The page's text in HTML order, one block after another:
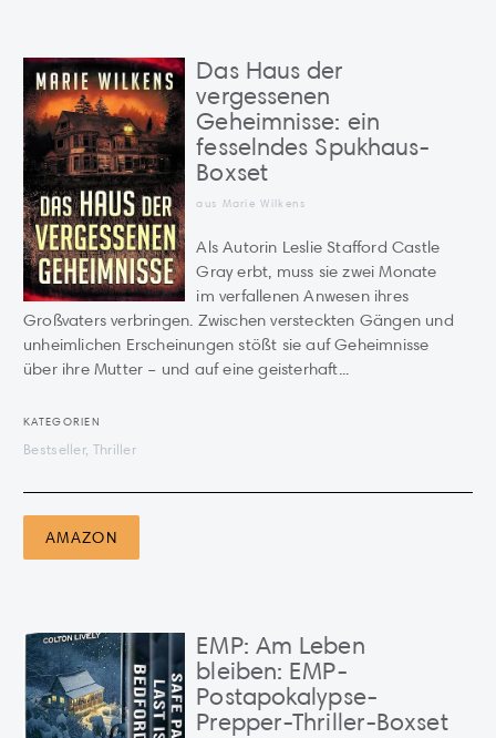
Das Haus der
vergessenen
Geheimnisse: ein
fesselndes Spukhaus-
Boxset
aus Marie Wilkens
Als Autorin Leslie Stafford Castle
Gray erbt, muss sie zwei Monate
im verfallenen Anwesen ihres
Großvaters verbringen. Zwischen versteckten Gängen und
unheimlichen Erscheinungen stößt sie auf Geheimnisse
über ihre Mutter – und auf eine geisterhaft...
KATEGORIEN
Bestseller, Thriller
AMAZON
EMP: Am Leben
bleiben: EMP-
Postapokalypse-
Prepper-Thriller-Boxset